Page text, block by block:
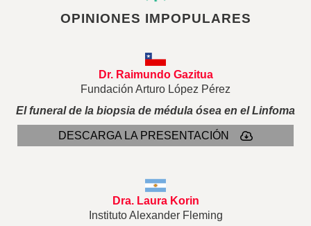
OPINIONES IMPOPULARES
Dr. Raimundo Gazitua
Fundación Arturo López Pérez
El funeral de la biopsia de médula ósea en el Linfoma
DESCARGA LA PRESENTACIÓN
Dra. Laura Korin
Instituto Alexander Fleming